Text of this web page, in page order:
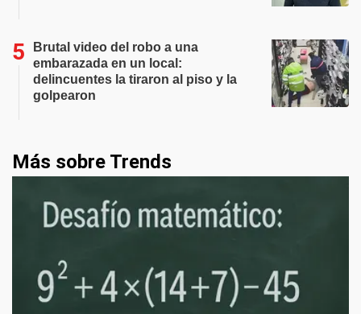
Brutal video del robo a una
embarazada en un local:
delincuentes la tiraron al piso y la
golpearon
Más sobre Trends